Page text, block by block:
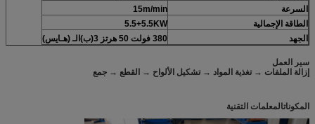
السرعة
15m/min
الطاقة الإجمالية
5.5+5.5KW
الجهد
380 فولت 50 هرتز 3(ب)الـ (هـايس)
سير العمل
إزالة الملفات → تغذية المواد → تشكيل الألواح → القطع → جمع
المكوناتالمعلمات التقنية